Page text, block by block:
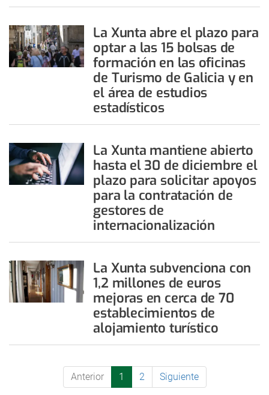
La Xunta abre el plazo para
optar a las 15 bolsas de
formación en las oficinas
de Turismo de Galicia y en
el área de estudios
estadísticos
La Xunta mantiene abierto
hasta el 30 de diciembre el
plazo para solicitar apoyos
para la contratación de
gestores de
internacionalización
La Xunta subvenciona con
1,2 millones de euros
mejoras en cerca de 70
establecimientos de
alojamiento turístico
Anterior 1 2 Siguiente